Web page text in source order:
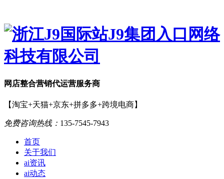
网店整合营销代运营服务商
【淘宝+天猫+京东+拼多多+跨境电商】
免费咨询热线： 135-7545-7943
首页
关于我们
ai资讯
ai动态